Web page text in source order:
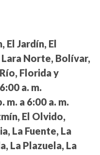
El Jardín, El
Norte, Bolívar,
Florida y
a. m.
m. a 6:00 a. m.
El Olvido,
La Fuente, La
La Plazuela, La